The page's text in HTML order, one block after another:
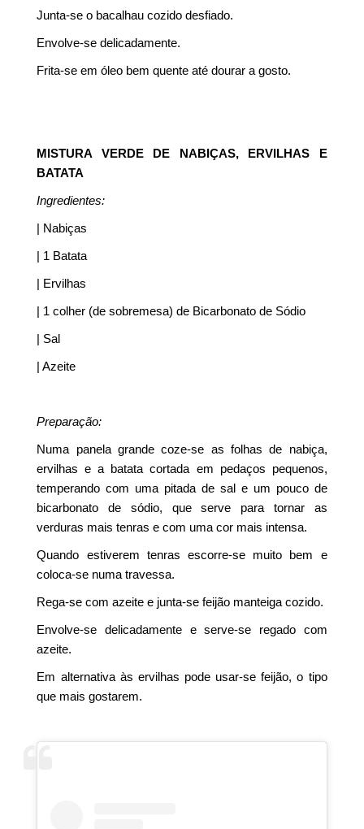
Junta-se o bacalhau cozido desfiado.
Envolve-se delicadamente.
Frita-se em óleo bem quente até dourar a gosto.
MISTURA VERDE DE NABIÇAS, ERVILHAS E
BATATA
Ingredientes:
| Nabiças
| 1 Batata
| Ervilhas
| 1 colher (de sobremesa) de Bicarbonato de Sódio
| Sal
| Azeite
Preparação:
Numa panela grande coze-se as folhas de nabiça,
ervilhas e a batata cortada em pedaços pequenos,
temperando com uma pitada de sal e um pouco de
bicarbonato de sódio, que serve para tornar as
verduras mais tenras e com uma cor mais intensa.
Quando estiverem tenras escorre-se muito bem e
coloca-se numa travessa.
Rega-se com azeite e junta-se feijão manteiga cozido.
Envolve-se delicadamente e serve-se regado com
azeite.
Em alternativa às ervilhas pode usar-se feijão, o tipo
que mais gostarem.